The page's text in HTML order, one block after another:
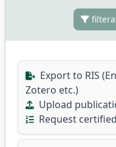
Export to RIS
Zotero etc.)
Upload
Request